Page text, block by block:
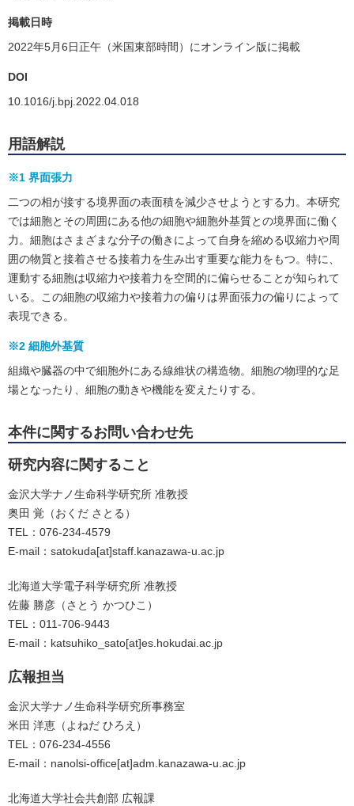
掲載日時
2022年5月6日正午（米国東部時間）にオンライン版に掲載
DOI
10.1016/j.bpj.2022.04.018
用語解説
※1 界面張力
二つの相が接する境界面の表面積を減少させようとする力。本研究
では細胞とその周囲にある他の細胞や細胞外基質との境界面に働く
力。細胞はさまざまな分子の働きによって自身を縮める収縮力や周
囲の物質と接着させる接着力を生み出す重要な能力をもつ。特に、
運動する細胞は収縮力や接着力を空間的に偏らせることが知られて
いる。この細胞の収縮力や接着力の偏りは界面張力の偏りによって
表現できる。
※2 細胞外基質
組織や臓器の中で細胞外にある線維状の構造物。細胞の物理的な足
場となったり、細胞の動きや機能を変えたりする。
本件に関するお問い合わせ先
研究内容に関すること
金沢大学ナノ生命科学研究所 准教授
奥田 覚（おくだ さとる）
TEL：076-234-4579
E-mail：satokuda[at]staff.kanazawa-u.ac.jp
北海道大学電子科学研究所 准教授
佐藤 勝彦（さとう かつひこ）
TEL：011-706-9443
E-mail：katsuhiko_sato[at]es.hokudai.ac.jp
広報担当
金沢大学ナノ生命科学研究所事務室
米田 洋恵（よねだ ひろえ）
TEL：076-234-4556
E-mail：nanolsi-office[at]adm.kanazawa-u.ac.jp
北海道大学社会共創部 広報課